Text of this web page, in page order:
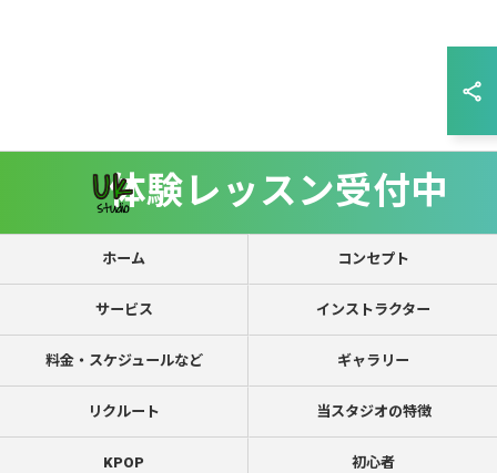
体験レッスン受付中
ホーム コンセプト
サービス インストラクター
料金・スケジュールなど ギャラリー
リクルート 当スタジオの特徴
KPOP 初心者